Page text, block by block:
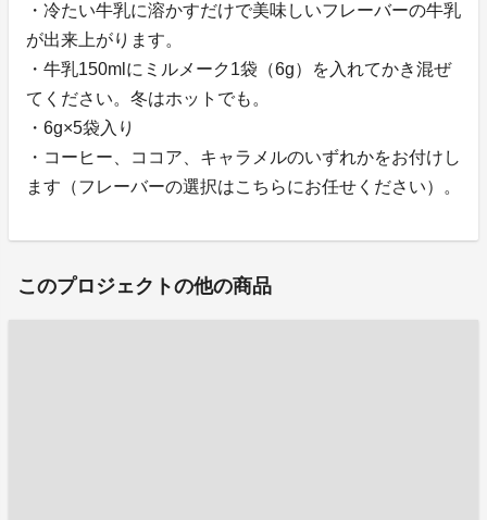
・冷たい牛乳に溶かすだけで美味しいフレーバーの牛乳
が出来上がります。
・牛乳150mlにミルメーク1袋（6g）を入れてかき混ぜ
てください。冬はホットでも。
・6g×5袋入り
・コーヒー、ココア、キャラメルのいずれかをお付けし
ます（フレーバーの選択はこちらにお任せください）。
このプロジェクトの他の商品